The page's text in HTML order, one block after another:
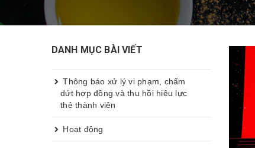
DANH MỤC BÀI VIẾT
Thông báo xử lý vi phạm, chấm
dứt hợp đồng và thu hồi hiệu lực
thẻ thành viên
Hoạt động